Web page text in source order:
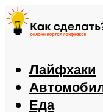
Лайфхаки
Еда